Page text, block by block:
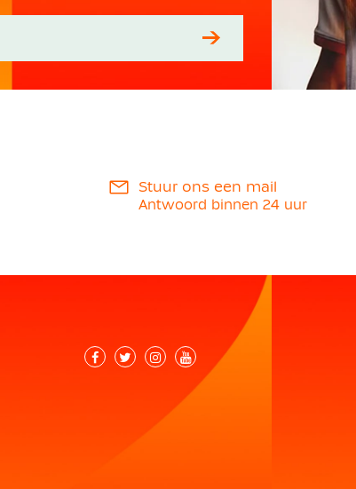
Stuur ons een mail
Antwoord binnen 24 uur